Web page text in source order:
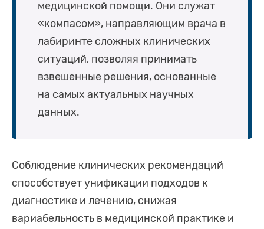
медицинской помощи. Они служат
«компасом», направляющим врача в
лабиринте сложных клинических
ситуаций, позволяя принимать
взвешенные решения, основанные
на самых актуальных научных
данных.
Соблюдение клинических рекомендаций
способствует унификации подходов к
диагностике и лечению, снижая
вариабельность в медицинской практике и